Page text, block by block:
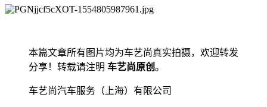
本篇文章所有图片均为车艺尚真实拍摄，欢迎转发
分享！转载请注明 车艺尚原创 。
车艺尚汽车服务（上海）有限公司